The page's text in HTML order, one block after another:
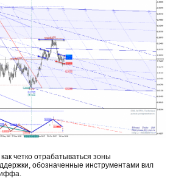
четко отрабатываться зоны
обозначенные инструментами вил